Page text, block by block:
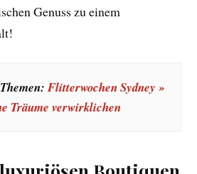
Genuss zu einem
Flitterwochen Sydney »
Träume verwirklichen